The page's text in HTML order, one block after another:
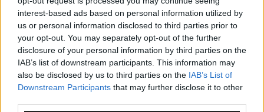
interest-based ads based on personal information utilized by
us or personal information disclosed to third parties prior to
your opt-out. You may separately opt-out of the further
disclosure of your personal information by third parties on the
IAB’s list of downstream participants. This information may
also be disclosed by us to third parties on the IAB’s List of
Downstream Participants that may further disclose it to other
erneut mit „You Are Not Alone“
The Masked Singer: Enthüllung: Ein deutscher
Schauspieler glänzte als King
The Masked Singer: Billie Eilish trifft Kuh-Power!
Muuhnika verzaubert mit „Lovely“
The Masked Singer: Rave-Ioli vereint die Welt mit „We
Are The World“!